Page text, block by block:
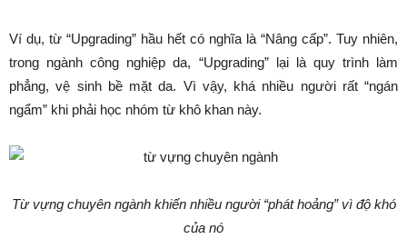
Ví dụ, từ “Upgrading” hầu hết có nghĩa là “Nâng cấp”. Tuy nhiên,
trong ngành công nghiệp da, “Upgrading” lại là quy trình làm
phẳng, vệ sinh bề mặt da. Vì vậy, khá nhiều người rất “ngán
ngẩm” khi phải học nhóm từ khô khan này.
Từ vựng chuyên ngành khiến nhiều người “phát hoảng” vì độ khó
của nó